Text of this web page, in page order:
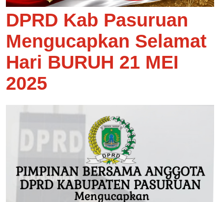
DPRD Kab Pasuruan
Mengucapkan Selamat
Hari BURUH 21 MEI
2025